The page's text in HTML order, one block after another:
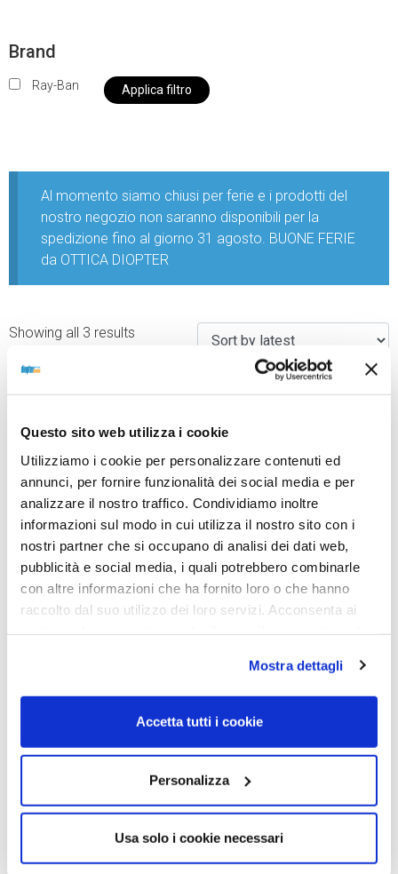
Questo sito web utilizza i cookie
Utilizziamo i cookie per personalizzare contenuti ed
annunci, per fornire funzionalità dei social media e per
analizzare il nostro traffico. Condividiamo inoltre
informazioni sul modo in cui utilizza il nostro sito con i
nostri partner che si occupano di analisi dei dati web,
pubblicità e social media, i quali potrebbero combinarle
con altre informazioni che ha fornito loro o che hanno
raccolto dal suo utilizzo dei loro servizi. Acconsenta ai
Mostra dettagli
Accetta tutti i cookie
Personalizza
Usa solo i cookie necessari
Brand
Ray-Ban Applica filtro
Al momento siamo chiusi per ferie e i prodotti del
nostro negozio non saranno disponibili per la
spedizione fino al giorno 31 agosto. BUONE FERIE
da OTTICA DIOPTER
Showing all 3 results
OCCHIALE DA SOLE, RAY-
BAN
1368G4 55
OCCHIALE DA SOLE, RAY-
BAN
1368G4 51
243,00€ 170,10